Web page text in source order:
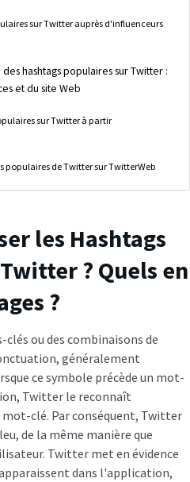
sur Twitter auprès d'influenceurs
hashtags populaires sur Twitter :
et du site Web
sur Twitter à partir
populaires de Twitter sur TwitterWeb
les Hashtags
? Quels en
?
ou des combinaisons de
généralement
ce symbole précède un mot-
Twitter le reconnaît
clé. Par conséquent, Twitter
de la même manière que
Twitter met en évidence
dans l'application,